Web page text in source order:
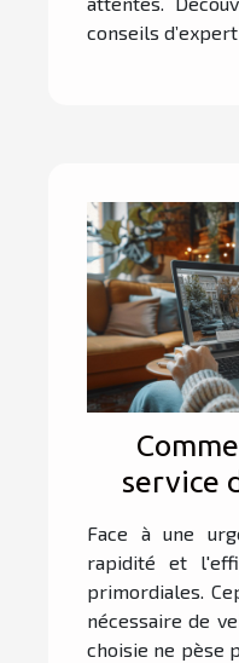
conseils d’expert
service
fiable et
Face à une
rapidité et
primordiales.
nécessaire de
choisie ne pèse